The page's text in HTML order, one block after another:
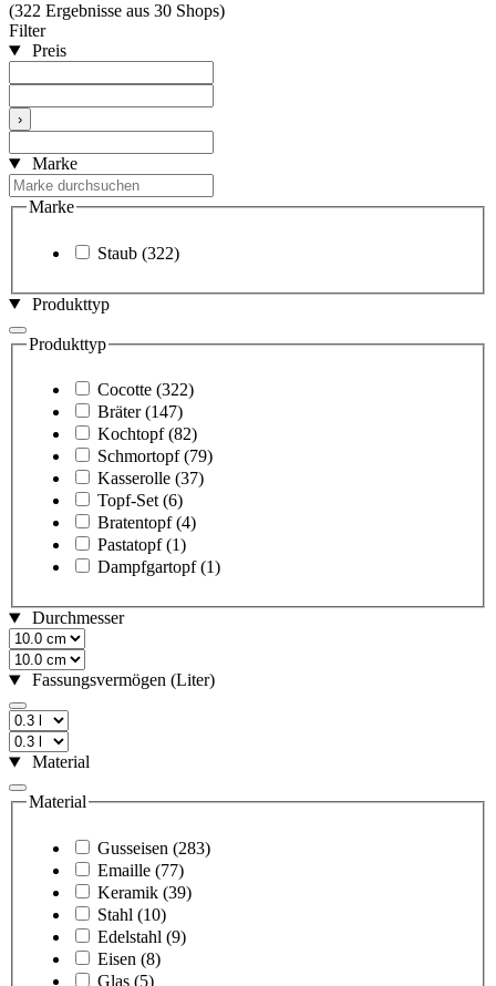
(322 Ergebnisse aus 30 Shops)
Filter
Preis
›
Marke
Marke
Staub (322)
Produkttyp
Produkttyp
Cocotte (322)
Bräter (147)
Kochtopf (82)
Schmortopf (79)
Kasserolle (37)
Topf-Set (6)
Bratentopf (4)
Pastatopf (1)
Dampfgartopf (1)
Durchmesser
Fassungsvermögen (Liter)
Material
Material
Gusseisen (283)
Emaille (77)
Keramik (39)
Stahl (10)
Edelstahl (9)
Eisen (8)
Glas (5)